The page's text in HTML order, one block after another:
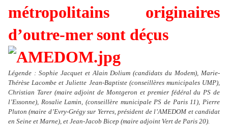
métropolitains originaires
d’outre-mer sont déçus
Légende : Sophie Jacquet et Alain Dolium (candidats du Modem), Marie-
Thérèse Lacombe et Juliette Jean-Baptiste (conseillères municipales UMP),
Christian Tarer (maire adjoint de Montgeron et premier fédéral du PS de
l’Essonne), Rosalie Lamin, (conseillère municipale PS de Paris 11), Pierre
Pluton (maire d’Evry-Grégy sur Yerres, président de l’AMEDOM et candidat
en Seine et Marne), et Jean-Jacob Bicep (maire adjoint Vert de Paris 20).